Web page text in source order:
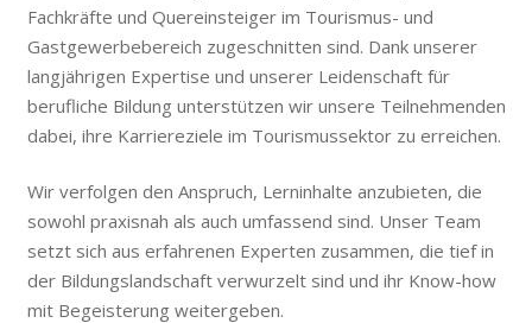
Fachkräfte und Quereinsteiger im Tourismus- und
Gastgewerbebereich zugeschnitten sind. Dank unserer
langjährigen Expertise und unserer Leidenschaft für
berufliche Bildung unterstützen wir unsere Teilnehmenden
dabei, ihre Karriereziele im Tourismussektor zu erreichen.
Wir verfolgen den Anspruch, Lerninhalte anzubieten, die
sowohl praxisnah als auch umfassend sind. Unser Team
setzt sich aus erfahrenen Experten zusammen, die tief in
der Bildungslandschaft verwurzelt sind und ihr Know-how
mit Begeisterung weitergeben.